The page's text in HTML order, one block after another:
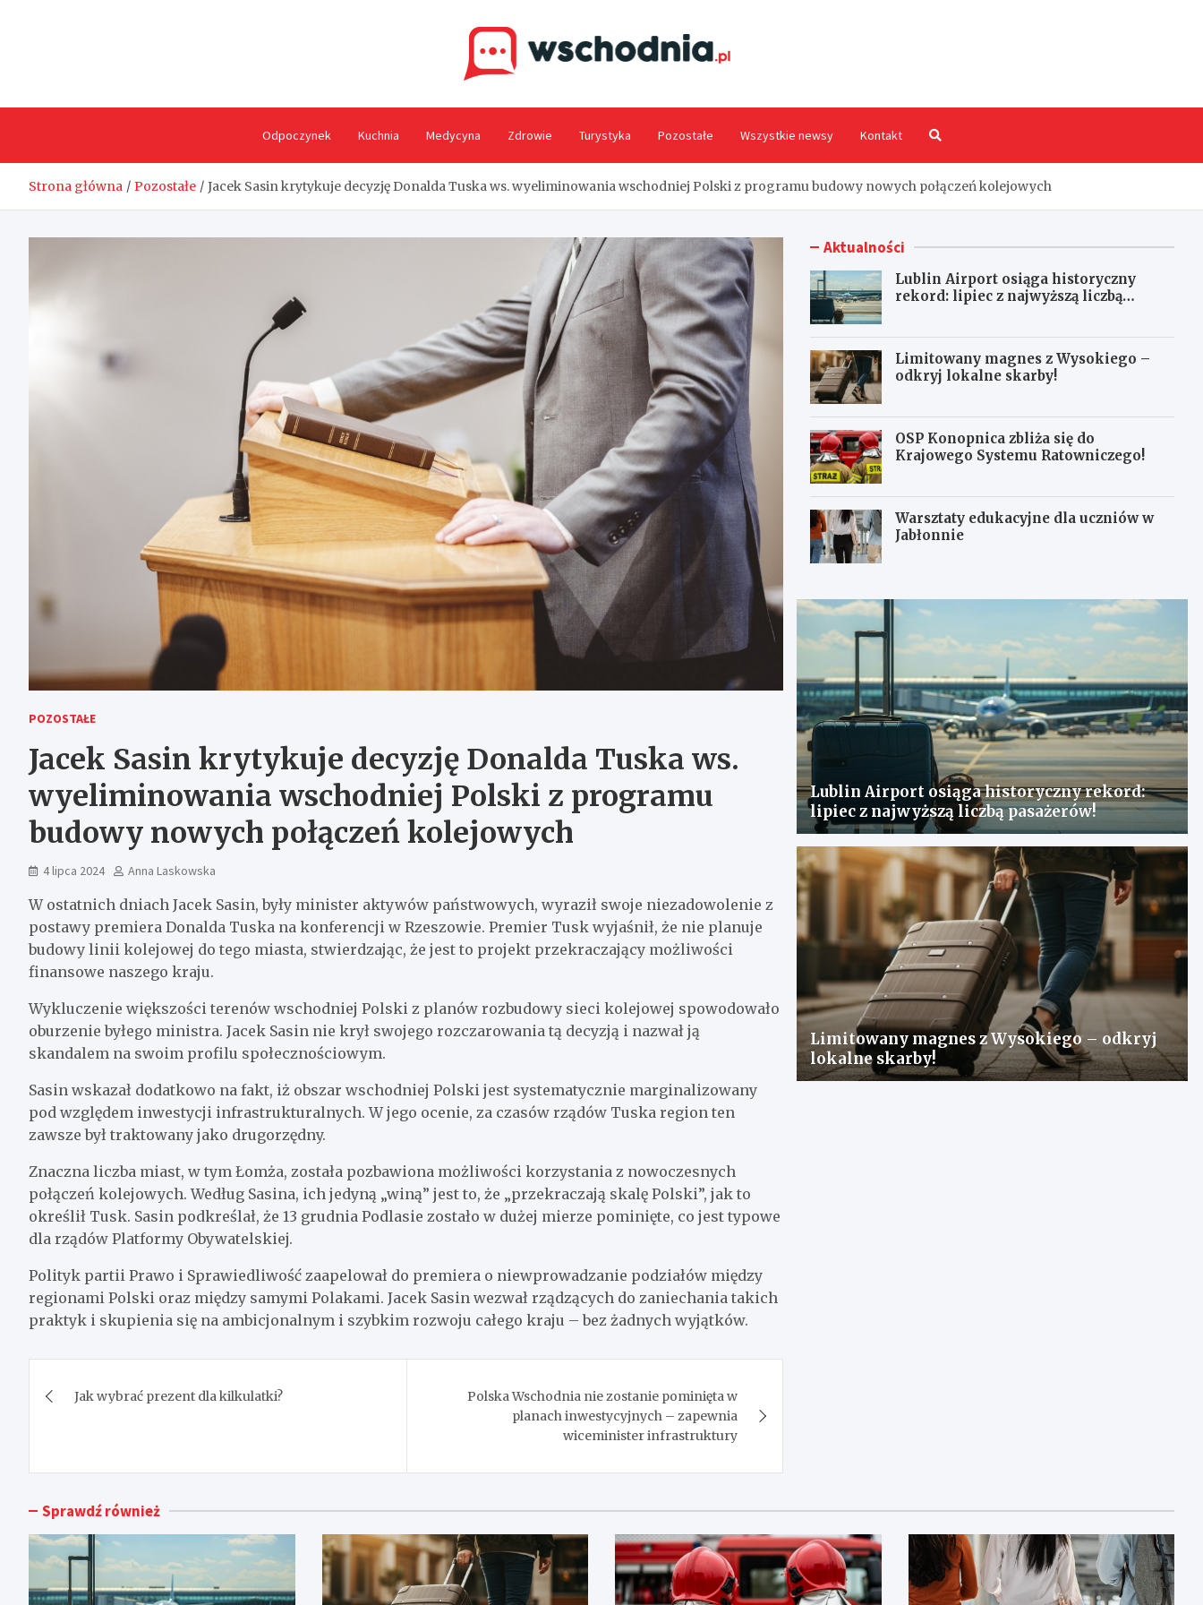
Odpoczynek Kuchnia Medycyna Zdrowie Turystyka Pozostałe Wszystkie newsy Kontakt
Strona główna Pozostałe Jacek Sasin krytykuje decyzję Donalda Tuska ws. wyeliminowania wschodniej Polski z programu budowy nowych połączeń kolejowych
POZOSTAŁE
Jacek Sasin krytykuje decyzję Donalda Tuska ws.
wyeliminowania wschodniej Polski z programu
budowy nowych połączeń kolejowych
4 lipca 2024 Anna Laskowska
W ostatnich dniach Jacek Sasin, były minister aktywów państwowych, wyraził swoje niezadowolenie z
postawy premiera Donalda Tuska na konferencji w Rzeszowie. Premier Tusk wyjaśnił, że nie planuje
budowy linii kolejowej do tego miasta, stwierdzając, że jest to projekt przekraczający możliwości
finansowe naszego kraju.
Wykluczenie większości terenów wschodniej Polski z planów rozbudowy sieci kolejowej spowodowało
oburzenie byłego ministra. Jacek Sasin nie krył swojego rozczarowania tą decyzją i nazwał ją
skandalem na swoim profilu społecznościowym.
Sasin wskazał dodatkowo na fakt, iż obszar wschodniej Polski jest systematycznie marginalizowany
pod względem inwestycji infrastrukturalnych. W jego ocenie, za czasów rządów Tuska region ten
zawsze był traktowany jako drugorzędny.
Znaczna liczba miast, w tym Łomża, została pozbawiona możliwości korzystania z nowoczesnych
połączeń kolejowych. Według Sasina, ich jedyną „winą” jest to, że „przekraczają skalę Polski”, jak to
określił Tusk. Sasin podkreślał, że 13 grudnia Podlasie zostało w dużej mierze pominięte, co jest typowe
dla rządów Platformy Obywatelskiej.
Polityk partii Prawo i Sprawiedliwość zaapelował do premiera o niewprowadzanie podziałów między
regionami Polski oraz między samymi Polakami. Jacek Sasin wezwał rządzących do zaniechania takich
praktyk i skupienia się na ambicjonalnym i szybkim rozwoju całego kraju – bez żadnych wyjątków.
wpisu
Jak wybrać prezent dla kilkulatki?
Polska Wschodnia nie zostanie pominięta w
planach inwestycyjnych – zapewnia
wiceminister infrastruktury
Aktualności
Lublin Airport osiąga historyczny
rekord: lipiec z najwyższą liczbą
Limitowany magnes z Wysokiego –
odkryj lokalne skarby!
OSP Konopnica zbliża się do
Krajowego Systemu Ratowniczego!
Warsztaty edukacyjne dla uczniów w
Jabłonnie
Lublin Airport osiąga historyczny rekord:
lipiec z najwyższą liczbą pasażerów!
Limitowany magnes z Wysokiego – odkryj
lokalne skarby!
Sprawdź również